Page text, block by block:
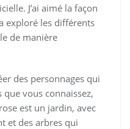
J’ai aimé la façon
exploré les différents
de manière
des personnages qui
vous connaissez,
est un jardin, avec
et des arbres qui